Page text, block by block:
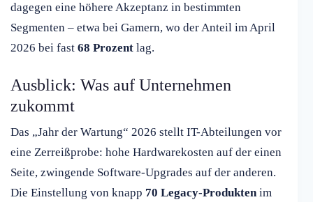
dagegen eine höhere Akzeptanz in bestimmten
Segmenten – etwa bei Gamern, wo der Anteil im April
2026 bei fast 68 Prozent lag.
Ausblick: Was auf Unternehmen
zukommt
Das „Jahr der Wartung“ 2026 stellt IT-Abteilungen vor
eine Zerreißprobe: hohe Hardwarekosten auf der einen
Seite, zwingende Software-Upgrades auf der anderen.
Die Einstellung von knapp 70 Legacy-Produktenim